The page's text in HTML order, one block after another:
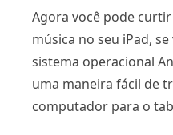
Agora você pode
música no seu iPad,
sistema operacional
uma maneira fácil de
computador para o